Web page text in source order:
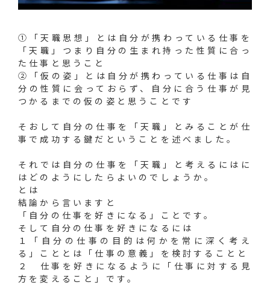
①「天職思想」とは自分が携わっている仕事を
「天職」つまり自分の生まれ持った性質に合っ
た仕事と思うこと
②「仮の姿」とは自分が携わっている仕事は自
分の性質に会っておらず、自分に合う仕事が見
つかるまでの仮の姿と思うことです
そおして自分の仕事を「天職」とみることが仕
事で成功する鍵だということを述べました。
それでは自分の仕事を「天職」と考えるにはに
はどのようにしたらよいのでしょうか。
とは
結論から言いますと
「自分の仕事を好きになる」ことです。
そして自分の仕事を好きになるには
１「自分の仕事の目的は何かを常に深く考え
る」こととは「仕事の意義」を検討することと
２ 仕事を好きになるように「仕事に対する見
方を変えること」です。